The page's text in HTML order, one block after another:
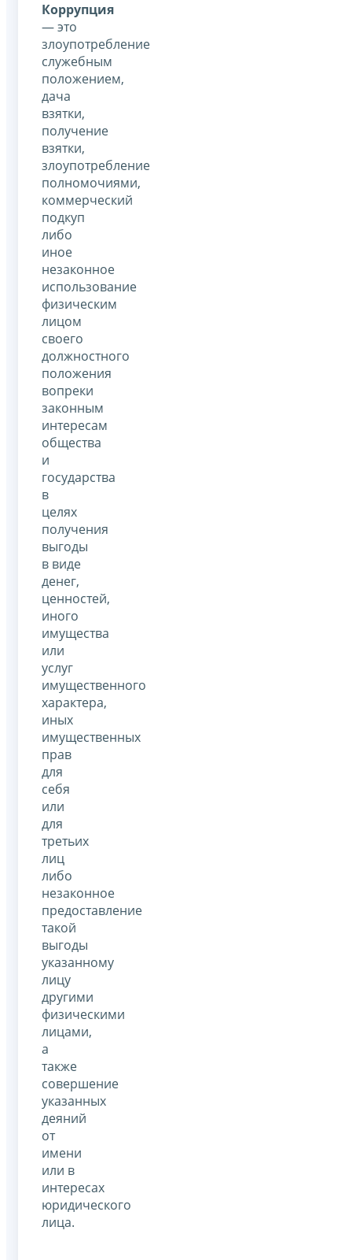
Коррупция
— это
злоупотребление
служебным
положением,
дача
взятки,
получение
взятки,
злоупотребление
полномочиями,
коммерческий
подкуп
либо
иное
незаконное
использование
физическим
лицом
своего
должностного
положения
вопреки
законным
интересам
общества
и
государства
в
целях
получения
выгоды
в виде
денег,
ценностей,
иного
имущества
или
услуг
имущественного
характера,
иных
имущественных
прав
для
себя
или
для
третьих
лиц
либо
незаконное
предоставление
такой
выгоды
указанному
лицу
другими
физическими
лицами,
а
также
совершение
указанных
деяний
от
имени
или в
интересах
юридического
лица.